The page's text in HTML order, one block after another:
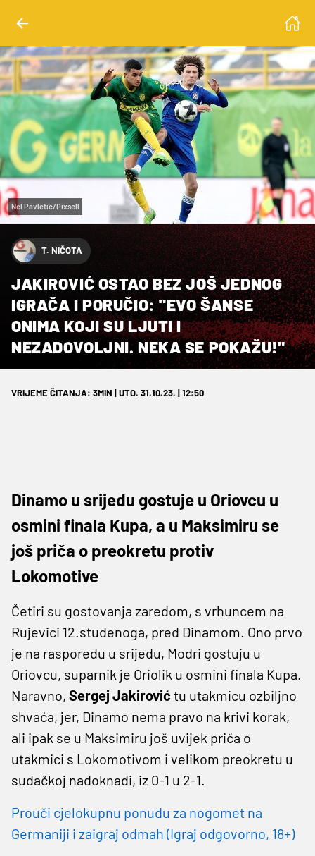
Nel Pavletić/Pixsell
T. NIČOTA
JAKIROVIĆ OSTAO BEZ JOŠ JEDNOG
IGRAČA I PORUČIO: "EVO ŠANSE
ONIMA KOJI SU LJUTI I
NEZADOVOLJNI. NEKA SE POKAŽU!"
VRIJEME ČITANJA: 3MIN | UTO. 31.10.23. | 12:50
Dinamo u srijedu gostuje u Oriovcu u
osmini finala Kupa, a u Maksimiru se
još priča o preokretu protiv
Lokomotive
Četiri su gostovanja zaredom, s vrhuncem na
Rujevici 12.studenoga, pred Dinamom. Ono prvo
je na rasporedu u srijedu, Modri gostuju u
Oriovcu, suparnik je Oriolik u osmini finala Kupa.
Naravno, Sergej Jakirović tu utakmicu ozbiljno
shvaća, jer, Dinamo nema pravo na krivi korak,
ali ipak se u Maksimiru još uvijek priča o
utakmici s Lokomotivom i velikom preokretu u
sudačkoj nadoknadi, iz 0-1 u 2-1.
Prouči cjelokupnu ponudu za nogomet na
Germaniji i zaigraj odmah (Igraj odgovorno, 18+)